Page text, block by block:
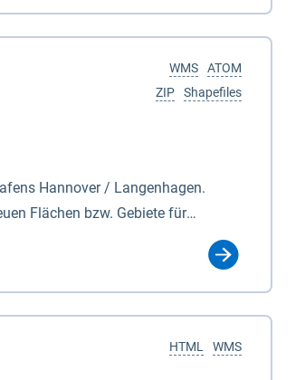
und Hohnstorf (Elbe) im Westen
umfasst Teile der Landkreise
ATOM
WMS
Shapefiles
ZIP
Hannover / Langenhagen.
Flächen bzw. Gebiete für
WMS
HTML